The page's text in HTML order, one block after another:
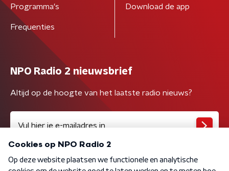
Programma's
Frequenties
Download de app
NPO Radio 2 nieuwsbrief
Altijd op de hoogte van het laatste radio nieuws?